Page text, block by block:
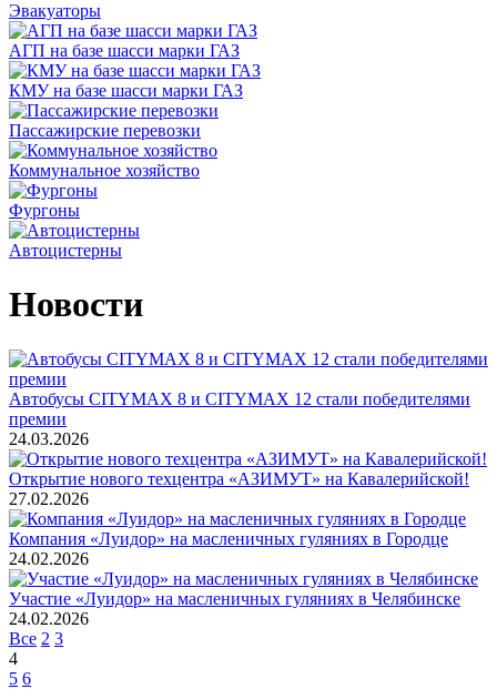
Эвакуаторы
АГП на базе шасси марки ГАЗ
КМУ на базе шасси марки ГАЗ
Пассажирские перевозки
Коммунальное хозяйство
Фургоны
Автоцистерны
Новости
Автобусы CITYMAX 8 и CITYMAX 12 стали победителями
премии
24.03.2026
Открытие нового техцентра «АЗИМУТ» на Кавалерийской!
27.02.2026
Компания «Луидор» на масленичных гуляниях в Городце
24.02.2026
Участие «Луидор» на масленичных гуляниях в Челябинске
24.02.2026
Все 2 3
4
5 6